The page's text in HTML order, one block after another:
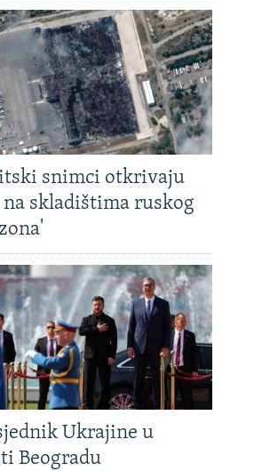
snimci otkrivaju
skladištima ruskog
Ukrajine u
Beogradu